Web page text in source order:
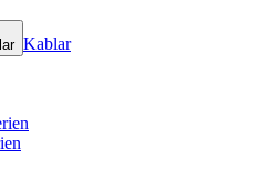
Kablar